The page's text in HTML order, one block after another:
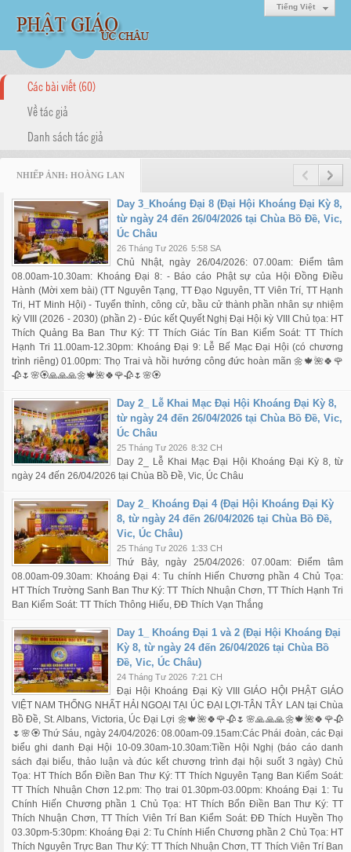
Tiếng Việt
Các bài viết (60)
Về tác giả
Danh sách tác giả
NHIẾP ẢNH: HOÀNG LAN
Day 3_Khoáng Đại 8 (Đại Hội Khoáng Đại Kỳ 8,
từ ngày 24 đến 26/04/2026 tại Chùa Bồ Đề, Vic,
Úc Châu
26 Tháng Tư 2026 5:58 SA
Chủ Nhật, ngày 26/04/2026: 07.00am: Điểm tâm
08.00am-10.30am: Khoáng Đại 8: - Báo cáo Phật sự của Hội Đồng Điều
Hành (Mời xem bài) (TT Nguyên Tạng, TT Đạo Nguyên, TT Viên Trí, TT Hạnh
Tri, HT Minh Hội) - Tuyển thỉnh, công cử, bầu cử thành phần nhân sự nhiệm
kỳ VIII (2026 - 2030) (phần 2) - Đúc kết Quyết Nghị Đại Hội kỳ VIII Chủ tọa: HT
Thích Quảng Ba Ban Thư Ký: TT Thích Giác Tín Ban Kiểm Soát: TT Thích
Hạnh Tri 11.00am-12.30pm: Khoáng Đại 9: Lễ Bế Mạc Đại Hội (có chương
trình riêng) 01.00pm: Thọ Trai và hồi hướng công đức hoàn mãn 🌼🍁🌺🍀🌹
🥀🌷🌸🏵️🙏🙏🙏🌼🍁🌺🍀🌹🥀🌷🌸🏵️
Day 2_ Lễ Khai Mạc Đại Hội Khoáng Đại Kỳ 8,
từ ngày 24 đến 26/04/2026 tại Chùa Bồ Đề, Vic,
Úc Châu
25 Tháng Tư 2026 8:32 CH
Day 2_ Lễ Khai Mạc Đại Hội Khoáng Đại Kỳ 8, từ
ngày 24 đến 26/04/2026 tại Chùa Bồ Đề, Vic, Úc Châu
Day 2_ Khoáng Đại 4 (Đại Hội Khoáng Đại Kỳ
8, từ ngày 24 đến 26/04/2026 tại Chùa Bồ Đề,
Vic, Úc Châu)
25 Tháng Tư 2026 1:33 CH
Thứ Bảy, ngày 25/04/2026: 07.00am: Điểm tâm
08.00am-09.30am: Khoáng Đại 4: Tu chính Hiến Chương phần 4 Chủ Tọa:
HT Thích Trường Sanh Ban Thư Ký: TT Thích Nhuận Chơn, TT Thích Hạnh Tri
Ban Kiểm Soát: TT Thích Thông Hiếu, ĐĐ Thích Vạn Thắng
Day 1_ Khoáng Đại 1 và 2 (Đại Hội Khoáng Đại
Kỳ 8, từ ngày 24 đến 26/04/2026 tại Chùa Bồ
Đề, Vic, Úc Châu)
24 Tháng Tư 2026 7:21 CH
Đại Hội Khoáng Đại Kỳ VIII GIÁO HỘI PHẬT GIÁO
VIỆT NAM THỐNG NHẤT HẢI NGOẠI TẠI ÚC ĐẠI LỢI-TÂN TÂY LAN tại Chùa
Bồ Đề, St. Albans, Victoria, Úc Đại Lợi 🌼🍁🌺🍀🌹🥀🌷🌸🙏🙏🙏🌼🍁🌺🍀🌹🥀
🌷🌸🏵️ Thứ Sáu, ngày 24/04/2026: 08.00am-09.15am:Các Phái đoàn, các Đại
biểu ghi danh Đại Hội 10-09.30am-10.30am:Tiền Hội Nghị (báo cáo danh
sách đại biểu, thảo luận và đúc kết chương trình đại hội suốt 3 ngày) Chủ
Tọa: HT Thích Bổn Điền Ban Thư Ký: TT Thích Nguyên Tạng Ban Kiểm Soát:
TT Thích Nhuận Chơn 12.pm: Thọ trai 01.30pm-03.00pm: Khoáng Đại 1: Tu
Chính Hiến Chương phần 1 Chủ Tọa: HT Thích Bổn Điền Ban Thư Ký: TT
Thích Nhuận Chơn, TT Thích Viên Trí Ban Kiểm Soát: ĐĐ Thích Huyền Thọ
03.30pm-5:30pm: Khoáng Đại 2: Tu Chính Hiến Chương phần 2 Chủ Tọa: HT
Thích Nguyên Trực Ban Thư Ký: TT Thích Nhuận Chơn, TT Thích Viên Trí Ban